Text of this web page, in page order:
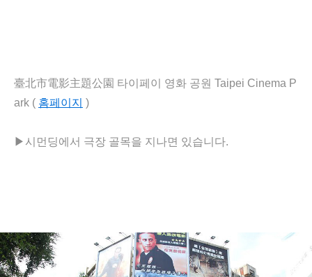
臺北市電影主題公園 타이페이 영화 공원 Taipei Cinema P
ark ( 홈페이지 )
▶ 시먼딩에서 극장 골목을 지나면 있습니다.